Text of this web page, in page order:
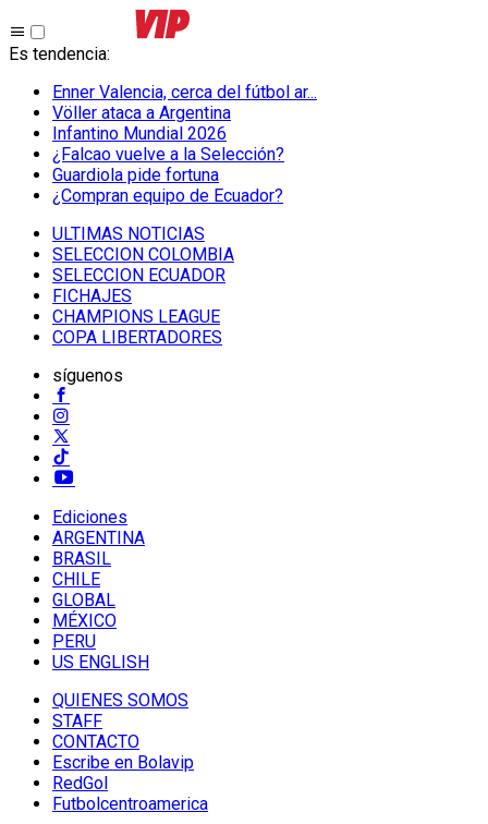
Es tendencia:
Enner Valencia, cerca del fútbol ar...
Völler ataca a Argentina
Infantino Mundial 2026
¿Falcao vuelve a la Selección?
Guardiola pide fortuna
¿Compran equipo de Ecuador?
ULTIMAS NOTICIAS
SELECCION COLOMBIA
SELECCION ECUADOR
FICHAJES
CHAMPIONS LEAGUE
COPA LIBERTADORES
síguenos
Ediciones
ARGENTINA
BRASIL
CHILE
GLOBAL
MÉXICO
PERU
US ENGLISH
QUIENES SOMOS
STAFF
CONTACTO
Escribe en Bolavip
RedGol
Futbolcentroamerica